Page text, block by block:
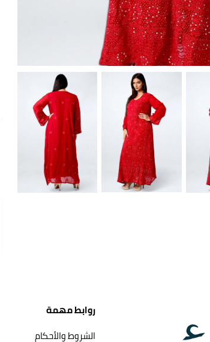
روابط مهمة
الشروط والأحكام